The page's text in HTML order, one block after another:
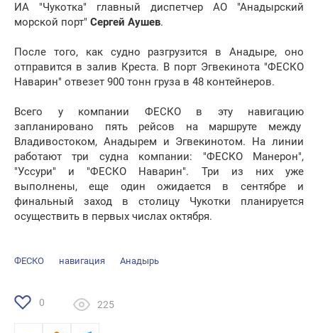
ИА "Чукотка" главный диспетчер АО "Анадырский
морской порт" Сергей Аушев.
После того, как судно разгрузится в Анадыре, оно
отправится в залив Креста. В порт Эгвекинота "ФЕСКО
Наварин" отвезет 900 тонн груза в 48 контейнеров.
Всего у компании ФЕСКО в эту навигацию
запланировано пять рейсов на маршруте между
Владивостоком, Анадырем и Эгвекинотом. На линии
работают три судна компании: "ФЕСКО Манерон",
"Уссури" и "ФЕСКО Наварин". Три из них уже
выполнены, еще один ожидается в сентябре и
финальный заход в столицу Чукотки планируется
осуществить в первых числах октября.
ФЕСКО навигация Анадырь
0 225